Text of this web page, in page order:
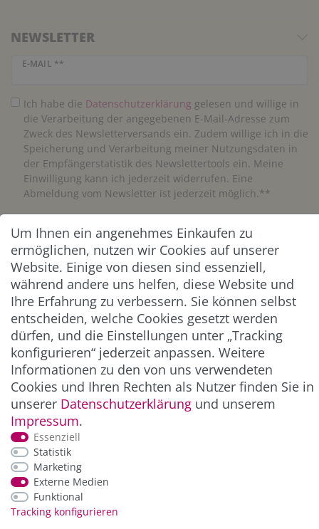
NEWSLETTER
E-MAIL **
Newsletter Honig
Ich habe die Daten­schutz­erklärung gelesen und willige in
die Verarbeitung der angegebenen E-Mail-Adresse zum
Zweck des Newsletterversands ein. Zudem willige ich in die
Speicherung und Verarbeitung meiner Nutzungsdaten in
der Empfängerstatistik des Newslettertools ein. Meine
Einwilligung kann ich jederzeit widerrufen. Eine
Abmeldung vom Newsletter ist jederzeit möglich.**
Abonnieren
** Hierbei handelt es sich um ein Pflichtfeld.
ZAHLUNG & VERSAND
*Alle Preise inkl. der gesetzl. MwSt. zzgl.
und Versandkosten
Um Ihnen ein angenehmes Einkaufen zu
ermöglichen, nutzen wir Cookies auf unserer
Website. Einige von diesen sind essenziell,
während andere uns helfen, diese Website und
Ihre Erfahrung zu verbessern. Sie können selbst
entscheiden, welche Cookies gesetzt werden
dürfen, und die Einstellungen unter „Tracking
konfigurieren“ jederzeit anpassen. Weitere
Informationen zu den von uns verwendeten
Cookies und Ihren Rechten als Nutzer finden Sie in
unserer Daten­schutz­erklärung und unserem
Impressum.
Essenziell
Statistik
Marketing
Externe Medien
Funktional
Tracking konfigurieren
© Copyright 2026 Alle Rechte vorbehalten. |